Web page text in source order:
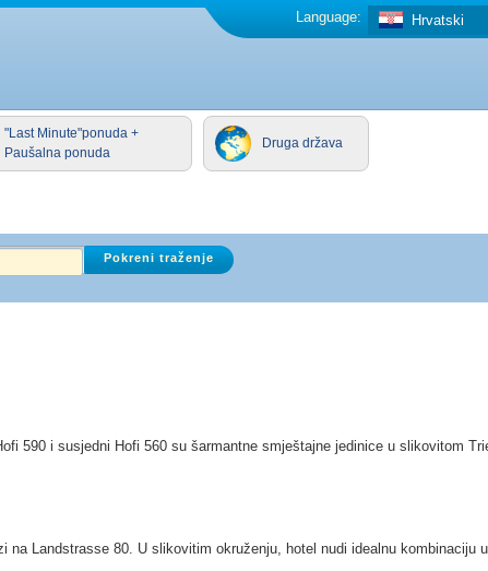
Hrvatski
Language:
"Last Minute"ponuda +
Paušalna ponuda
Druga država
590 i susjedni Hofi 560 su šarmantne smještajne jedinice u slikovitom
Landstrasse 80. U slikovitim okruženju, hotel nudi idealnu kombinaciju